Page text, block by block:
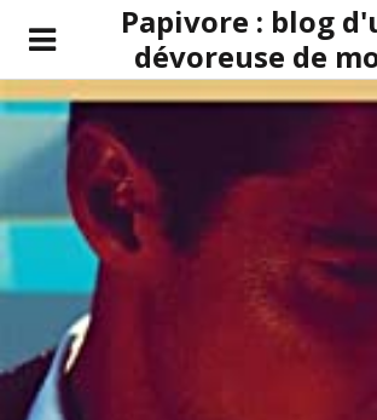
Papivore : blog
dévoreuse de